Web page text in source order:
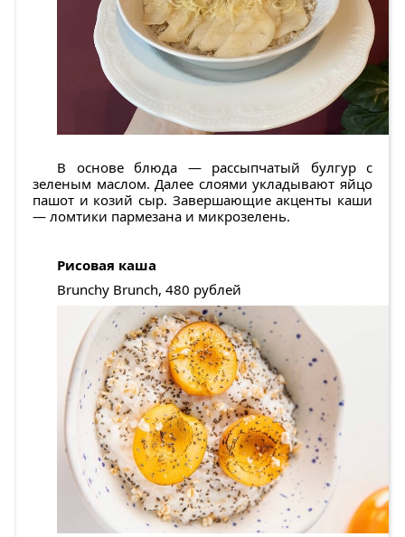
В основе блюда — рассыпчатый булгур с
зеленым маслом. Далее слоями укладывают яйцо
пашот и козий сыр. Завершающие акценты каши
— ломтики пармезана и микрозелень.
Рисовая каша
Brunchy Brunch, 480 рублей